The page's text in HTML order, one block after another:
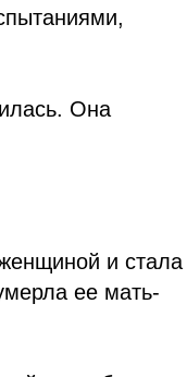
Она
и стала
ее мать-